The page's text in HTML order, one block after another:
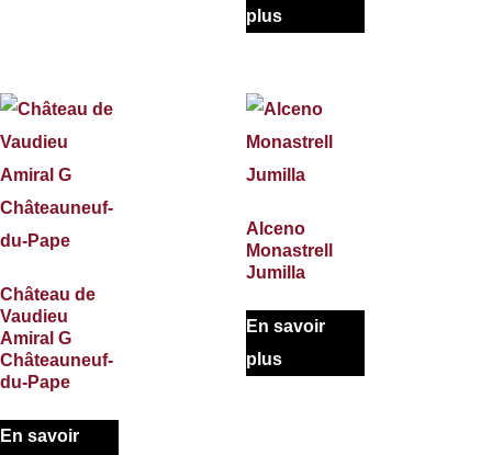
plus
Château de
Vaudieu
Amiral G
Châteauneuf-
du-Pape
En savoir
Alceno
Monastrell
Jumilla
En savoir
plus